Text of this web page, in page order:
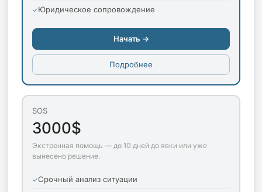
Юридическое сопровождение
Начать →
Подробнее
SOS
3000$
Экстренная помощь — до 10 дней до явки или уже
вынесено решение.
Срочный анализ ситуации